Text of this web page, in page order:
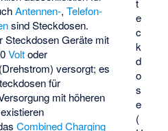
t
e
c
k
d
o
s
e
(
Antennen-,Telefon-
sind Steckdosen.
Steckdosen Geräte mit
Voltoder
(Drehstrom) versorgt; es
für
mit höheren
Combined Charging